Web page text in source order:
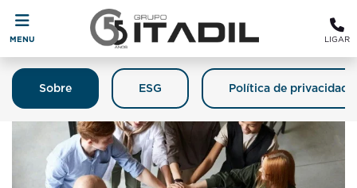
MENU LIGAR
Sobre ESG Política de privacidade